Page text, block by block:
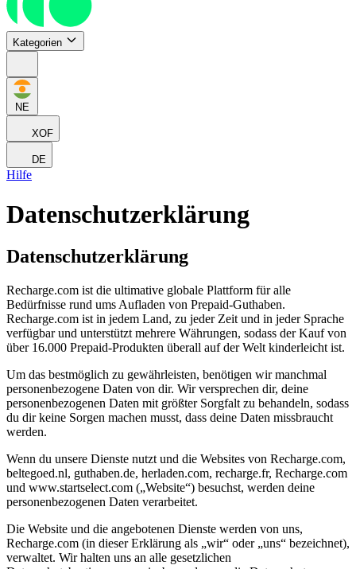
Kategorien
NE
XOF
DE
Hilfe
Datenschutzerklärung
Datenschutzerklärung
Recharge.com ist die ultimative globale Plattform für alle
Bedürfnisse rund ums Aufladen von Prepaid-Guthaben.
Recharge.com ist in jedem Land, zu jeder Zeit und in jeder Sprache
verfügbar und unterstützt mehrere Währungen, sodass der Kauf von
über 16.000 Prepaid-Produkten überall auf der Welt kinderleicht ist.
Um das bestmöglich zu gewährleisten, benötigen wir manchmal
personenbezogene Daten von dir. Wir versprechen dir, deine
personenbezogenen Daten mit größter Sorgfalt zu behandeln, sodass
du dir keine Sorgen machen musst, dass deine Daten missbraucht
werden.
Wenn du unsere Dienste nutzt und die Websites von Recharge.com,
beltegoed.nl, guthaben.de, herladen.com, recharge.fr, Recharge.com
und www.startselect.com („Website“) besuchst, werden deine
personenbezogenen Daten verarbeitet.
Die Website und die angebotenen Dienste werden von uns,
Recharge.com (in dieser Erklärung als „wir“ oder „uns“ bezeichnet),
verwaltet. Wir halten uns an alle gesetzlichen